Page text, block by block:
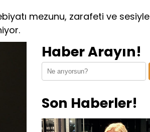
mezunu, zarafeti ve sesiyle
Haber Arayın!
Son Haberler!